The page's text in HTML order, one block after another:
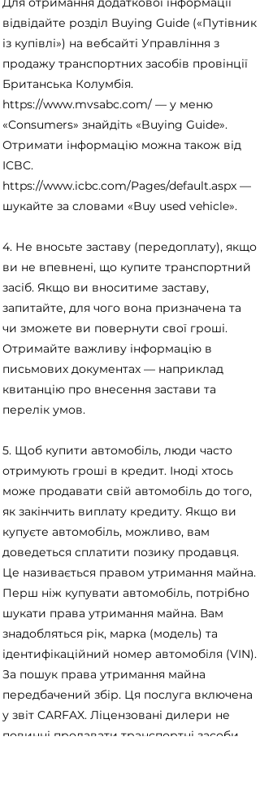
відвідайте розділ Buying Guide («Путівник
із купівлі») на вебсайті Управління з
продажу транспортних засобів провінції
Британська Колумбія.
https://www.mvsabc.com/ — у меню
«Consumers» знайдіть «Buying Guide».
Отримати інформацію можна також від
ICBC.
https://www.icbc.com/Pages/default.aspx —
шукайте за словами «Buy used vehicle».
4. Не вносьте заставу (передоплату), якщо
ви не впевнені, що купите транспортний
засіб. Якщо ви вноситиме заставу,
запитайте, для чого вона призначена та
чи зможете ви повернути свої гроші.
Отримайте важливу інформацію в
письмових документах — наприклад
квитанцію про внесення застави та
перелік умов.
5. Щоб купити автомобіль, люди часто
отримують гроші в кредит. Іноді хтось
може продавати свій автомобіль до того,
як закінчить виплату кредиту. Якщо ви
купуєте автомобіль, можливо, вам
доведеться сплатити позику продавця.
Це називається правом утримання майна.
Перш ніж купувати автомобіль, потрібно
шукати права утримання майна. Вам
знадобляться рік, марка (модель) та
ідентифікаційний номер автомобіля (VIN).
За пошук права утримання майна
передбачений збір. Ця послуга включена
у звіт CARFAX. Ліцензовані дилери не
повинні продавати транспортні засоби